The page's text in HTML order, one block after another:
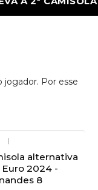
jogador. Por esse
|
alternativa
2024 -
8